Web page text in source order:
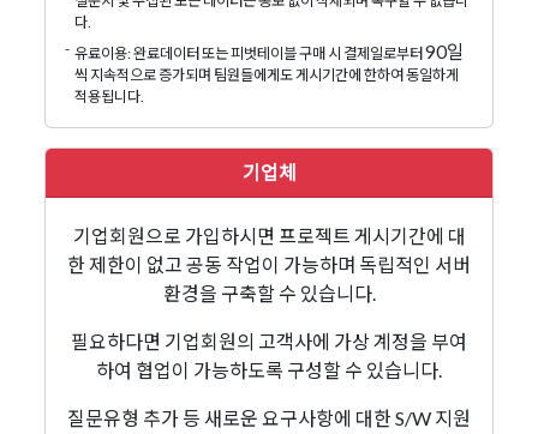
다.
- 유료이용: 완료데이터 또는 피벗테이블 구매 시 결제일로부터 90일
씩 지속적으로 증가되며 팀원들에게도 게시기간에 한하여 동일하게
적용됩니다.
기업체
기업회원으로 가입하시면 프로젝트 게시기간에 대
한 제한이 없고 공동 작업이 가능하며 독립적인 서버
환경을 구축할 수 있습니다.
필요하다면 기업회원의 고객사에 가상 계정을 부여
하여 협업이 가능하도록 구성할 수 있습니다.
질문유형 추가 등 새로운 요구사항에 대한 S/W 지원